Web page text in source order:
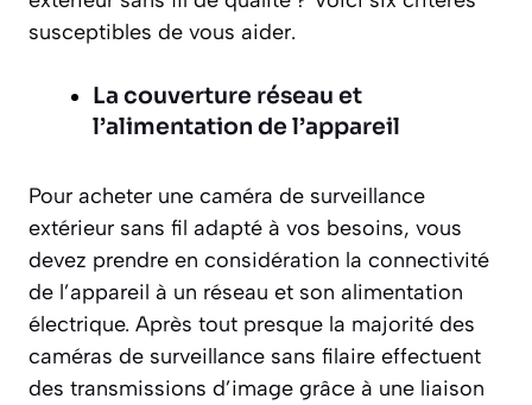
susceptibles de vous aider.
La couverture réseau et
l’alimentation de l’appareil
Pour acheter une caméra de surveillance
extérieur sans fil adapté à vos besoins, vous
devez prendre en considération la connectivité
de l’appareil à un réseau et son alimentation
électrique. Après tout presque la majorité des
caméras de surveillance sans filaire effectuent
des transmissions d’image grâce à une liaison